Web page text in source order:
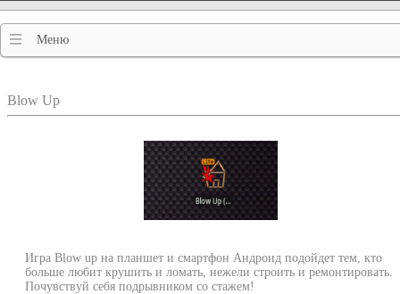
Меню
Blow Up
Игра Blow up на планшет и смартфон Андроид подойдет тем, кто
больше любит крушить и ломать, нежели строить и ремонтировать.
Почувствуй себя подрывником со стажем!